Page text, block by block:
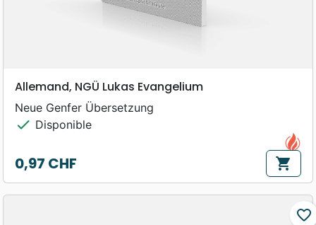
Allemand, NGÜ Lukas Evangelium
Neue Genfer Übersetzung
check Disponible
Prix
0,97 CHF shopping_cart
favorite_border